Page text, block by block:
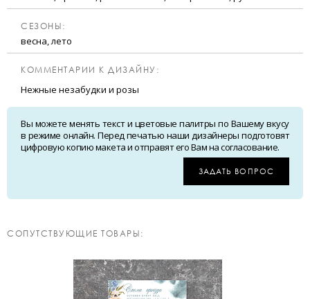
CЕЗОНЫ:
весна, лето
КОММЕНТАРИИ К ДИЗАЙНУ:
Нежные незабудки и розы
Вы можете менять текст и цветовые палитры по Вашему вкусу
в режиме онлайн. Перед печатью наши дизайнеры подготовят
цифровую копию макета и отправят его Вам на согласование.
ЗАДАТЬ ВОПРОС
CОПУТСТВУЮЩИЕ ТОВАРЫ: